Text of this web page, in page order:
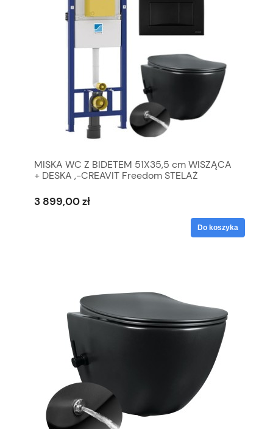
MISKA WC Z BIDETEM 51X35,5 cm WISZĄCA
+ DESKA ,-CREAVIT Freedom STELAŻ
DUPLO+PRZYCISK CZARNY MAT
3 899,00 zł
Do koszyka